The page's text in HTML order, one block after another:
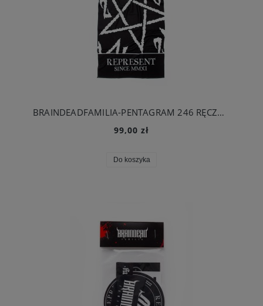
BRAINDEADFAMILIA-PENTAGRAM 246 RĘCZNIK PLAŻOWY
99,00 zł
Do koszyka